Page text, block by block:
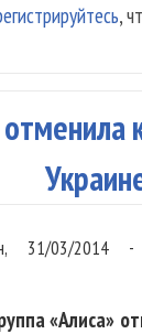
,
отменила
31/03/2014 -
«Алиса»